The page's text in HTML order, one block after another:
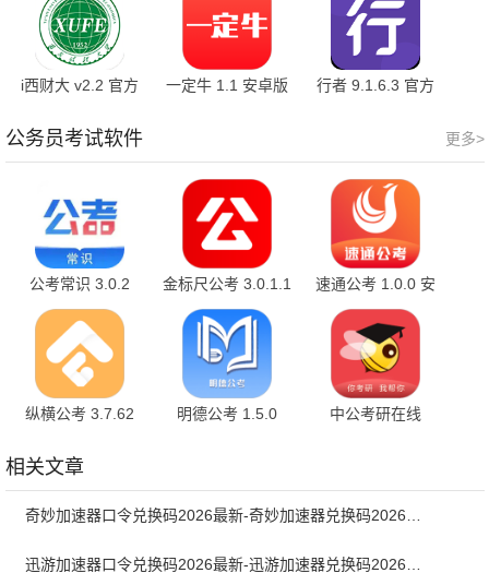
i西财大 v2.2 官方
一定牛 1.1 安卓版
行者 9.1.6.3 官方
更多>
公务员考试软件
公考常识 3.0.2 金标尺公考 3.0.1.1
速通公考 1.0.0 安
卓版
纵横公考 3.7.62 明德公考 1.5.0
中公考研在线
相关文章